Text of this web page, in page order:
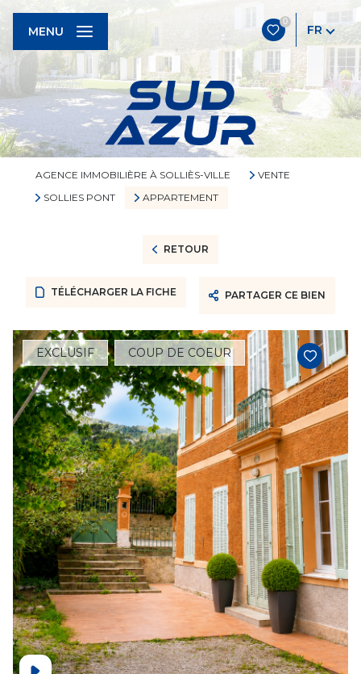
0
FR
MENU
AGENCE IMMOBILIÈRE À SOLLIÈS-VILLE
VENTE
SOLLIES PONT
APPARTEMENT
RETOUR
TÉLÉCHARGER LA FICHE PARTAGER CE BIEN
EXCLUSIF COUP DE COEUR